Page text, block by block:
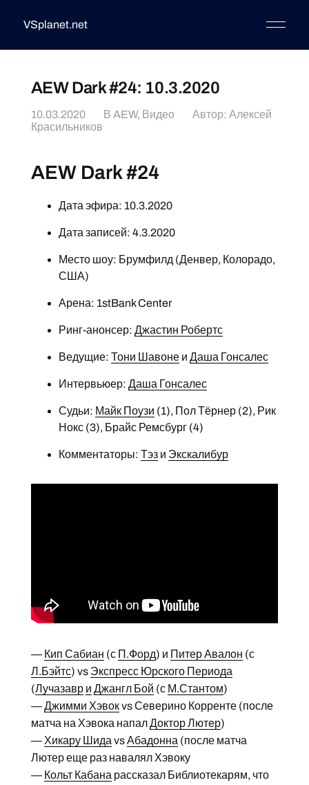
VSplanet.net
AEW Dark #24: 10.3.2020
10.03.2020 В AEW, Видео Автор: Алексей
Красильников
AEW Dark #24
Дата эфира: 10.3.2020
Дата записей: 4.3.2020
Место шоу: Брумфилд (Денвер, Колорадо,
США)
Арена: 1stBank Center
Ринг-анонсер: Джастин Робертс
Ведущие: Тони Шавонеи Даша Гонсалес
Интервьюер: Даша Гонсалес
Судьи: Майк Поузи (1), Пол Тёрнер (2), Рик
Нокс (3), Брайс Ремсбург (4)
Комментаторы: Тэзи Экскалибур
— Кип Сабиан (с П.Форд) и Питер Авалон (с
Л.Бэйтс) vs Экспресс Юрского Периода
(Лучазавр и Джангл Бой (с М.Стантом)
—Джимми Хэвокvs Северино Корренте (после
матча на Хэвока напалДоктор Лютер)
— Хикару Шида vsАбадонна (после матча
Лютер еще раз навалял Хэвоку
— Кольт Кабана рассказал Библиотекарям, что